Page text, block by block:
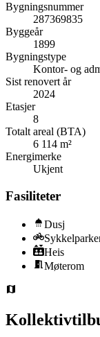
Bygningsnummer
287369835
Byggeår
1899
Bygningstype
Kontor- og
Sist renovert år
2024
Etasjer
8
Totalt areal (BTA)
6 114 m²
Energimerke
Ukjent
Fasiliteter
Dusj
Heis
Møterom